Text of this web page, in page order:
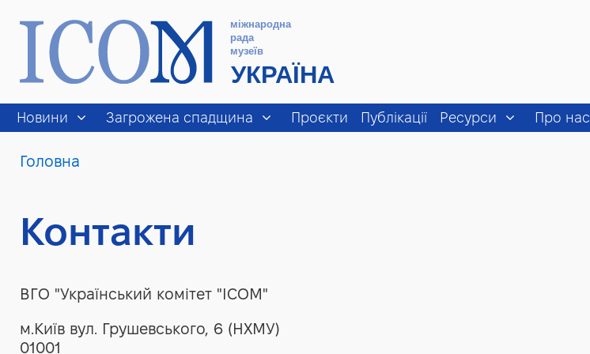
Новини Загрожена спадщина Проєкти Публікації Ресурси Про нас
You
Головна
Контакти
ВГО "Український комітет "ІCОМ"
м.Київ вул. Грушевського, 6 (НХМУ)
01001